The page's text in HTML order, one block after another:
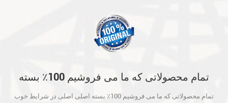
تمام محصولاتی که ما می فروشیم 100٪ بسته
تمام محصولاتی که ما می فروشیم 100٪ بسته اصلی اصلی در شرایط خوب